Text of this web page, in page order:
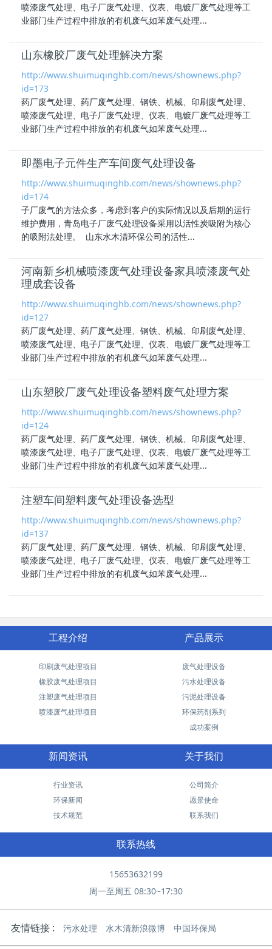
喷漆废气处理、 电子厂废气处理 、仪表、电镀厂废气处理等工
业部门生产过程中排放的有机废气如苯废气处理...
山东橡胶厂废气处理解决方案
http://www.shuimuqinghb.com/news/shownews.php?
id=173
药厂废气处理、药厂废气处理、钢铁、机械、印刷废气处理、
喷漆废气处理、 电子厂废气处理 、仪表、电镀厂废气处理等工
业部门生产过程中排放的有机废气如苯废气处理...
即墨电子元件生产车间废气处理设备
http://www.shuimuqinghb.com/news/shownews.php?
id=174
子厂废气的方法众多，考虑到客户的实际情况以及后期的运行
维护费用，青岛电子厂废气处理设备采用以活性炭吸附为核心
的吸附法处理。 山东水木清环保公司的活性...
河南新乡机械喷漆废气处理设备家具喷漆废气处
理成套设备
http://www.shuimuqinghb.com/news/shownews.php?
id=127
药厂废气处理、药厂废气处理、钢铁、机械、印刷废气处理、
喷漆废气处理、 电子厂废气处理 、仪表、电镀厂废气处理等工
业部门生产过程中排放的有机废气如苯废气处理...
山东塑胶厂废气处理设备塑料废气处理方案
http://www.shuimuqinghb.com/news/shownews.php?
id=124
药厂废气处理、药厂废气处理、钢铁、机械、印刷废气处理、
喷漆废气处理、 电子厂废气处理 、仪表、电镀厂废气处理等工
业部门生产过程中排放的有机废气如苯废气处理...
注塑车间塑料废气处理设备选型
http://www.shuimuqinghb.com/news/shownews.php?
id=137
药厂废气处理、药厂废气处理、钢铁、机械、印刷废气处理、
喷漆废气处理、 电子厂废气处理 、仪表、电镀厂废气处理等工
业部门生产过程中排放的有机废气如苯废气处理...
工程介绍
印刷废气处理项目
橡胶废气处理项目
注塑废气处理项目
喷漆废气处理项目
产品展示
废气处理设备
污水处理设备
污泥处理设备
环保药剂系列
成功案例
新闻资讯
行业资讯
环保新闻
技术规范
关于我们
公司简介
愿景使命
联系我们
联系热线
15653632199
周一至周五 08:30~17:30
友情链接 : 污水处理 水木清新浪微博 中国环保局